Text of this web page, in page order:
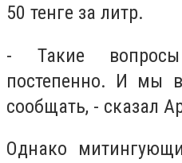
50 тенге за литр.
- Такие
постепенно. И мы
сообщать, - сказал
Однако